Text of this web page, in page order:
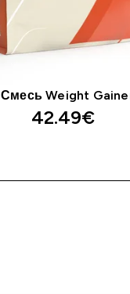
Смесь Weight
42.49€‎